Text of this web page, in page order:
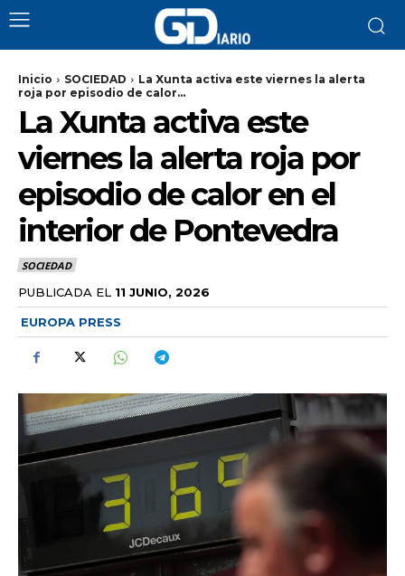
Inicio SOCIEDAD
La Xunta activa este viernes la alerta
roja por episodio de calor...
La Xunta activa este
viernes la alerta roja por
episodio de calor en el
interior de Pontevedra
SOCIEDAD
PUBLICADA EL 11 JUNIO, 2026
EUROPA PRESS